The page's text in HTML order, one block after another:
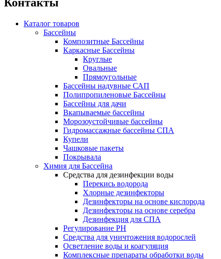
Каталог товаров
Бассейны
Композитные Бассейны
Каркасные Бассейны
Круглые
Овальные
Прямоугольные
Бассейны надувные САП
Полипропиленовые Бассейны
Бассейны для дачи
Вкапываемые бассейны
Морозоустойчивые бассейны
Гидромассажные бассейны СПА
Купели
Чашковые пакеты
Покрывала
Химия для Бассейна
Средства для дезинфекции воды
Перекись водорода
Хлорные дезинфекторы
Дезинфекторы на основе кислорода
Дезинфекторы на основе серебра
Дезинфекция для СПА
Регулирование РН
Средства для уничтожения водорослей
Осветление воды и коагуляция
Комплексные препараты обработки воды